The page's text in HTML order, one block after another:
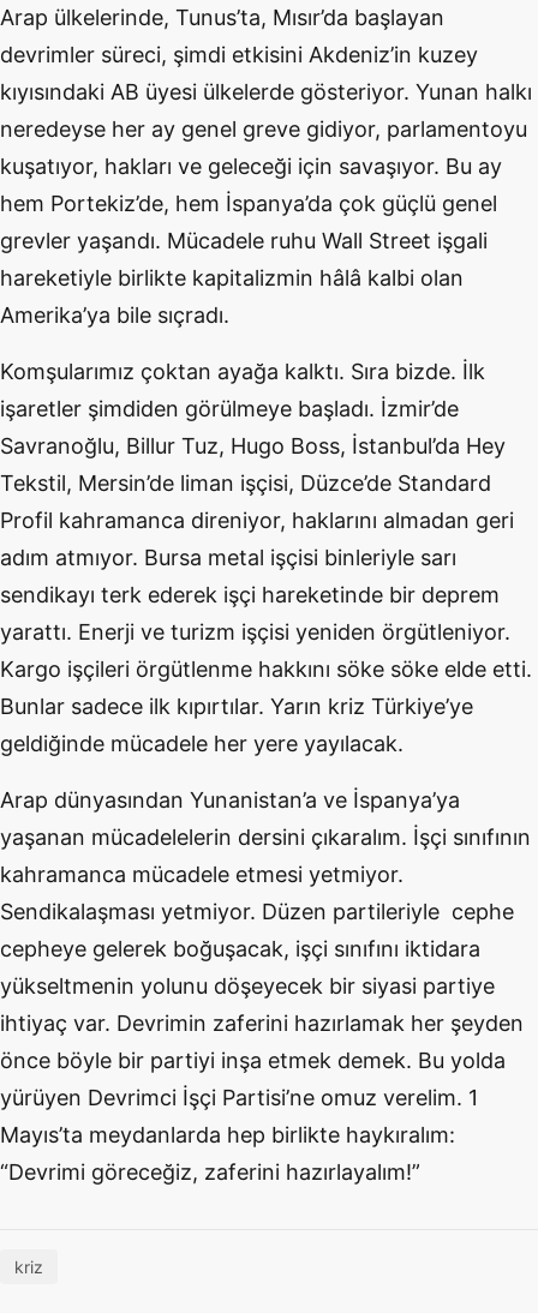
Arap ülkelerinde, Tunus’ta, Mısır’da başlayan
devrimler süreci, şimdi etkisini Akdeniz’in kuzey
kıyısındaki AB üyesi ülkelerde gösteriyor. Yunan halkı
neredeyse her ay genel greve gidiyor, parlamentoyu
kuşatıyor, hakları ve geleceği için savaşıyor. Bu ay
hem Portekiz’de, hem İspanya’da çok güçlü genel
grevler yaşandı. Mücadele ruhu Wall Street işgali
hareketiyle birlikte kapitalizmin hâlâ kalbi olan
Amerika’ya bile sıçradı.
Komşularımız çoktan ayağa kalktı. Sıra bizde. İlk
işaretler şimdiden görülmeye başladı. İzmir’de
Savranoğlu, Billur Tuz, Hugo Boss, İstanbul’da Hey
Tekstil, Mersin’de liman işçisi, Düzce’de Standard
Profil kahramanca direniyor, haklarını almadan geri
adım atmıyor. Bursa metal işçisi binleriyle sarı
sendikayı terk ederek işçi hareketinde bir deprem
yarattı. Enerji ve turizm işçisi yeniden örgütleniyor.
Kargo işçileri örgütlenme hakkını söke söke elde etti.
Bunlar sadece ilk kıpırtılar. Yarın kriz Türkiye’ye
geldiğinde mücadele her yere yayılacak.
Arap dünyasından Yunanistan’a ve İspanya’ya
yaşanan mücadelelerin dersini çıkaralım. İşçi sınıfının
kahramanca mücadele etmesi yetmiyor.
Sendikalaşması yetmiyor. Düzen partileriyle cephe
cepheye gelerek boğuşacak, işçi sınıfını iktidara
yükseltmenin yolunu döşeyecek bir siyasi partiye
ihtiyaç var. Devrimin zaferini hazırlamak her şeyden
önce böyle bir partiyi inşa etmek demek. Bu yolda
yürüyen Devrimci İşçi Partisi’ne omuz verelim. 1
Mayıs’ta meydanlarda hep birlikte haykıralım:
“Devrimi göreceğiz, zaferini hazırlayalım!”
kriz